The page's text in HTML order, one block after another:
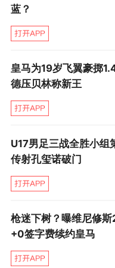
蓝？
皇马为19岁飞翼豪掷
德压贝林称新王
U17男足三战全胜小组
传射孔玺诺破门
枪迷下树？曝维尼修
+0签字费续约皇马